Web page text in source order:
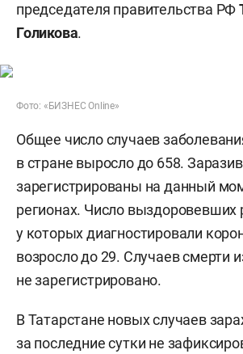
председателя правительства РФ
Голикова.
Фото: «БИЗНЕС Online»
Общее число случаев
в стране выросло до 658.
зарегистрированы на данный
регионах. Число выздоровевших
у которых диагностировали
возросло до 29. Случаев смерти
не зарегистрировано.
В Татарстане новых случаев
за последние сутки не